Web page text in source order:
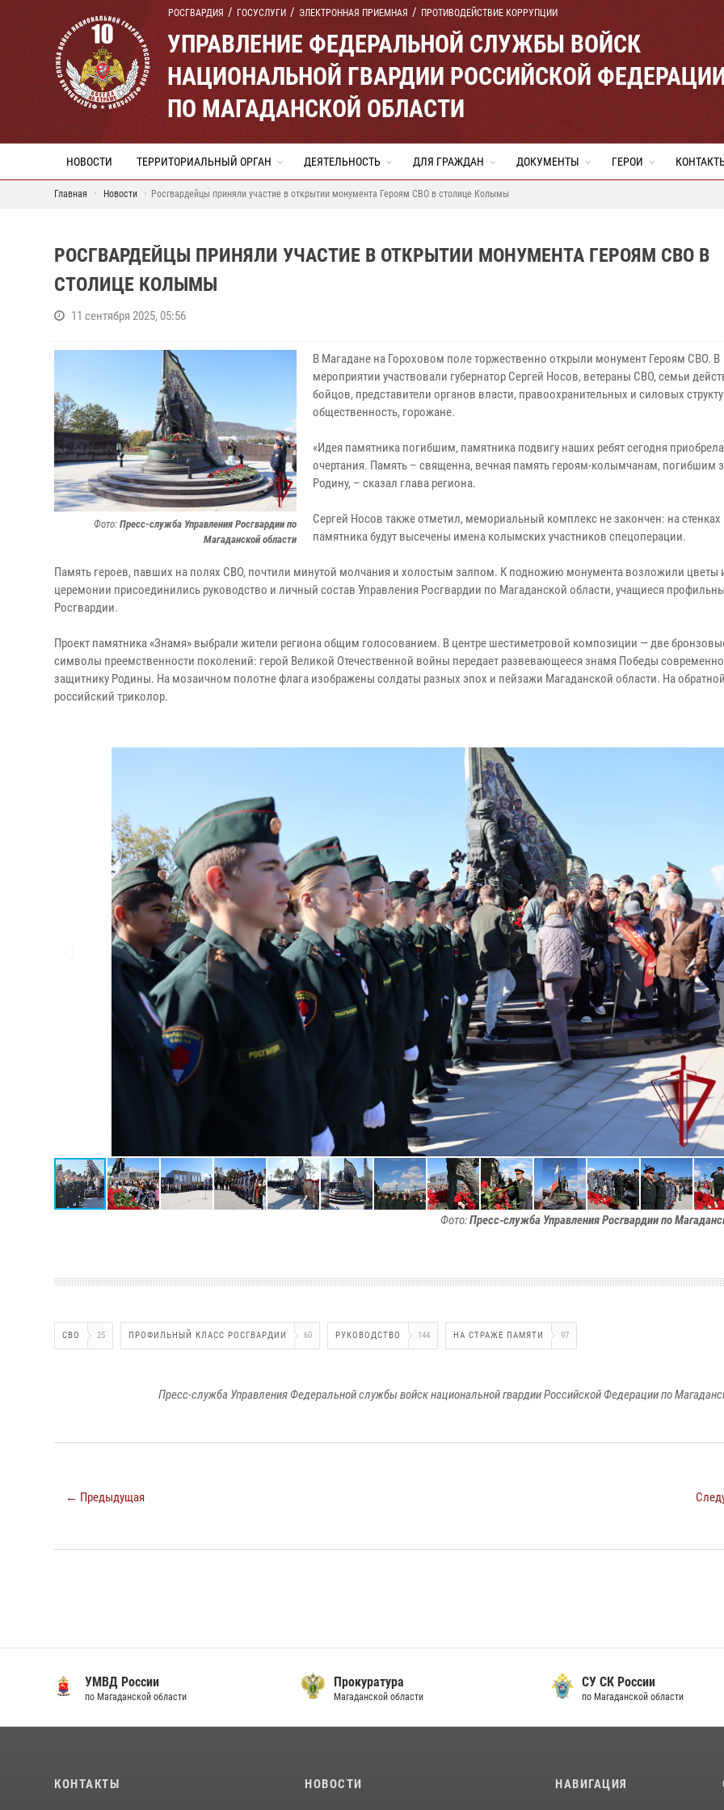
РОСГВАРДИЯ ГОСУСЛУГИ ЭЛЕКТРОННАЯ ПРИЕМНАЯ ПРОТИВОДЕЙСТВИЕ КОРРУПЦИИ
УПРАВЛЕНИЕ ФЕДЕРАЛЬНОЙ СЛУЖБЫ ВОЙСК
НАЦИОНАЛЬНОЙ ГВАРДИИ РОССИЙСКОЙ
ПО МАГАДАНСКОЙ ОБЛАСТИ
НОВОСТИ ТЕРРИТОРИАЛЬНЫЙ ОРГАН ДЕЯТЕЛЬНОСТЬ ДЛЯ ГРАЖДАН ДОКУМЕНТЫ ГЕРОИ
Главная Новости Росгвардейцы приняли участие в открытии монумента Героям СВО в столице Колымы
РОСГВАРДЕЙЦЫ ПРИНЯЛИ УЧАСТИЕ В ОТКРЫТИИ МОНУМЕНТА ГЕРОЯМ СВО В
СТОЛИЦЕ КОЛЫМЫ
11 сентября 2025, 05:56
Фото: Пресс-служба Управления Росгвардии по
Магаданской области
В Магадане на Гороховом поле торжественно открыли монумент Героям СВО. В
мероприятии участвовали губернатор Сергей Носов, ветераны СВО, семьи
бойцов, представители органов власти, правоохранительных и силовых
общественность, горожане.
«Идея памятника погибшим, памятника подвигу наших ребят сегодня
очертания. Память – священна, вечная память героям-колымчанам, погибшим
Родину, – сказал глава региона.
Сергей Носов также отметил, мемориальный комплекс не закончен: на стенках
памятника будут высечены имена колымских участников спецоперации.
Память героев, павших на полях СВО, почтили минутой молчания и холостым залпом. К подножию монумента возложили цветы
церемонии присоединились руководство и личный состав Управления Росгвардии по Магаданской области, учащиеся
Росгвардии.
Проект памятника «Знамя» выбрали жители региона общим голосованием. В центре шестиметровой композиции — две
символы преемственности поколений: герой Великой Отечественной войны передает развевающееся знамя Победы
защитнику Родины. На мозаичном полотне флага изображены солдаты разных эпох и пейзажи Магаданской области. На
российский триколор.
Фото:Пресс-служба Управления Росгвардии по
СВО 25 ПРОФИЛЬНЫЙ КЛАСС РОСГВАРДИИ 60 РУКОВОДСТВО 144 НА СТРАЖЕ ПАМЯТИ 97
Пресс-служба Управления Федеральной службы войск национальной гвардии Российской Федерации по
← Предыдущая
УМВД России
по Магаданской области
Прокуратура
Магаданской области
СУ СК России
по Магаданской области
КОНТАКТЫ НОВОСТИ НАВИГАЦИЯ